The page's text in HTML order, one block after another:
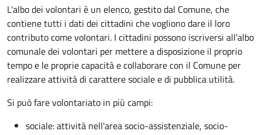
L'albo dei volontari è un elenco, gestito dal Comune, che
contiene tutti i dati dei cittadini che vogliono dare il loro
contributo come volontari. I cittadini possono iscriversi all’albo
comunale dei volontari per mettere a disposizione il proprio
tempo e le proprie capacità e collaborare con il Comune per
realizzare attività di carattere sociale e di pubblica utilità.
Si può fare volontariato in più campi:
sociale: attività nell'area socio-assistenziale, socio-